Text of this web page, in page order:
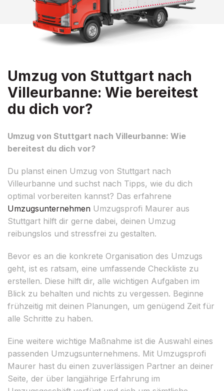
Umzug von Stuttgart nach
Villeurbanne: Wie bereitest
du dich vor?
Umzug von Stuttgart nach Villeurbanne: Wie
bereitest du dich vor?
Du planst einen Umzug von Stuttgart nach
Villeurbanne und suchst nach Tipps, wie du dich
optimal vorbereiten kannst? Das erfahrene
Umzugsunternehmen Umzugsprofi Maurer aus
Stuttgart hilft dir gerne dabei, deinen Umzug
reibungslos und stressfrei zu gestalten.
Bevor es an die konkrete Organisation des Umzugs
geht, ist es ratsam, eine umfassende Checkliste zu
erstellen. Diese hilft dir, alle wichtigen Aufgaben im
Blick zu behalten und nichts zu vergessen. Beginne
frühzeitig mit deinen Planungen, um genügend Zeit für
alle Schritte zu haben.
Eine weitere wichtige Maßnahme ist die Auswahl eines
passenden Umzugsunternehmens. Mit Umzugsprofi
Maurer hast du einen zuverlässigen Partner an deiner
Seite, der über langjährige Erfahrung im